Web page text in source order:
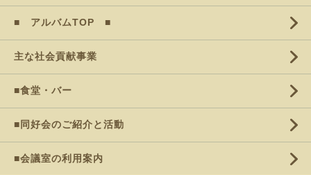
■ アルバムTOP ■
主な社会貢献事業
■食堂・バー
■同好会のご紹介と活動
■会議室の利用案内